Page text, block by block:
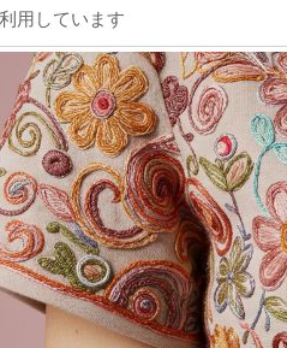
用しています